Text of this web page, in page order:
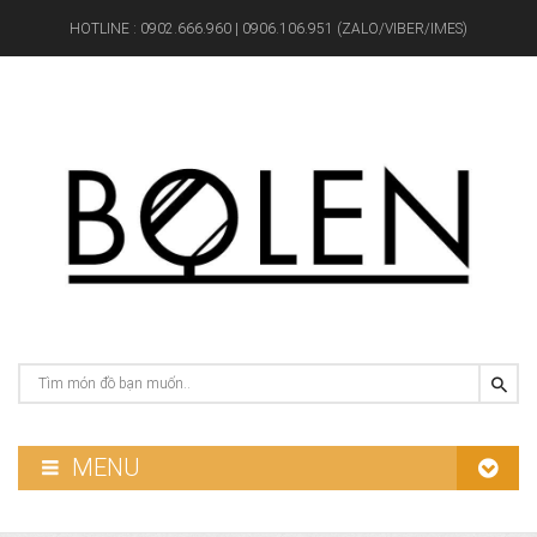
HOTLINE : 0902.666.960 | 0906.106.951 (ZALO/VIBER/IMES)
MENU